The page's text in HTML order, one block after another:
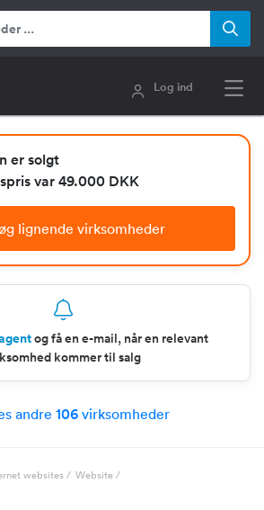
Log ind
er solgt
var 49.000 DKK
lignende virksomheder
og få en e-mail, når en relevant
kommer til salg
andre 106virksomheder
websites/ Website/